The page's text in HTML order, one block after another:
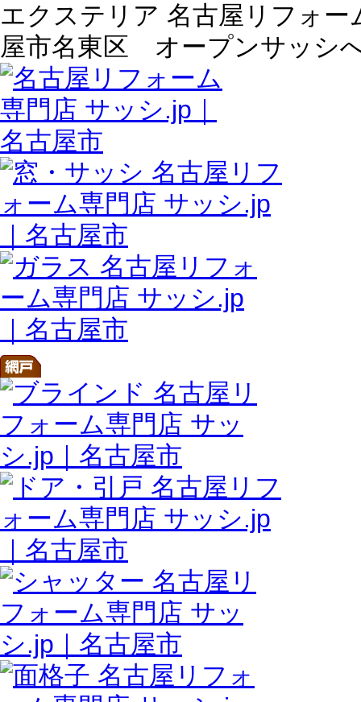
エクステリア 名古屋リフォ
屋市名東区 オープンサッシ